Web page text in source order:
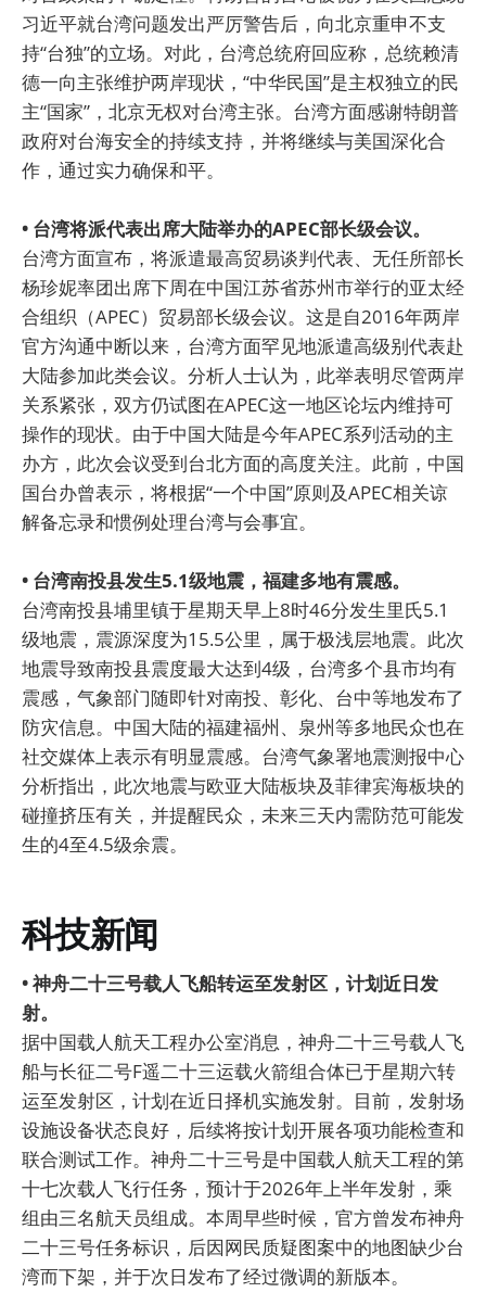
习近平就台湾问题发出严厉警告后，向北京重申不支
持“台独”的立场。对此，台湾总统府回应称，总统赖清
德一向主张维护两岸现状，“中华民国”是主权独立的民
主“国家”，北京无权对台湾主张。台湾方面感谢特朗普
政府对台海安全的持续支持，并将继续与美国深化合
作，通过实力确保和平。
• 台湾将派代表出席大陆举办的APEC部长级会议。
台湾方面宣布，将派遣最高贸易谈判代表、无任所部长
杨珍妮率团出席下周在中国江苏省苏州市举行的亚太经
合组织（APEC）贸易部长级会议。这是自2016年两岸
官方沟通中断以来，台湾方面罕见地派遣高级别代表赴
大陆参加此类会议。分析人士认为，此举表明尽管两岸
关系紧张，双方仍试图在APEC这一地区论坛内维持可
操作的现状。由于中国大陆是今年APEC系列活动的主
办方，此次会议受到台北方面的高度关注。此前，中国
国台办曾表示，将根据“一个中国”原则及APEC相关谅
解备忘录和惯例处理台湾与会事宜。
• 台湾南投县发生5.1级地震，福建多地有震感。
台湾南投县埔里镇于星期天早上8时46分发生里氏5.1
级地震，震源深度为15.5公里，属于极浅层地震。此次
地震导致南投县震度最大达到4级，台湾多个县市均有
震感，气象部门随即针对南投、彰化、台中等地发布了
防灾信息。中国大陆的福建福州、泉州等多地民众也在
社交媒体上表示有明显震感。台湾气象署地震测报中心
分析指出，此次地震与欧亚大陆板块及菲律宾海板块的
碰撞挤压有关，并提醒民众，未来三天内需防范可能发
生的4至4.5级余震。
科技新闻
• 神舟二十三号载人飞船转运至发射区，计划近日发
射。
据中国载人航天工程办公室消息，神舟二十三号载人飞
船与长征二号F遥二十三运载火箭组合体已于星期六转
运至发射区，计划在近日择机实施发射。目前，发射场
设施设备状态良好，后续将按计划开展各项功能检查和
联合测试工作。神舟二十三号是中国载人航天工程的第
十七次载人飞行任务，预计于2026年上半年发射，乘
组由三名航天员组成。本周早些时候，官方曾发布神舟
二十三号任务标识，后因网民质疑图案中的地图缺少台
湾而下架，并于次日发布了经过微调的新版本。